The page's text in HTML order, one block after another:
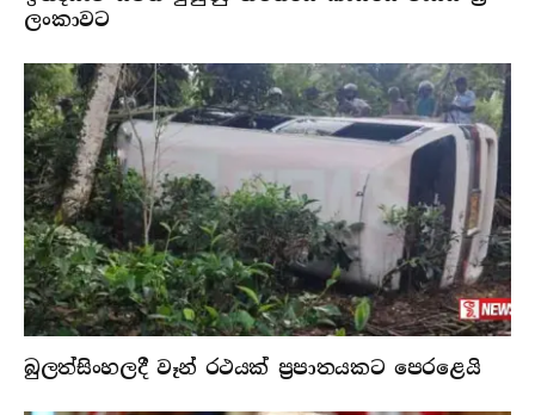
ලංකාවට
බුලත්සිංහලදී වෑන් රථයක් ප්‍රපාතයකට පෙරළෙයි